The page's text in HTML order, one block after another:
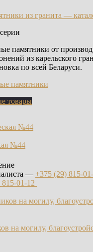
памятники от
из карельского
по всей Беларуси.
памятники
товары
№44
— +375 (29) 815-
815-01-12
на могилу,